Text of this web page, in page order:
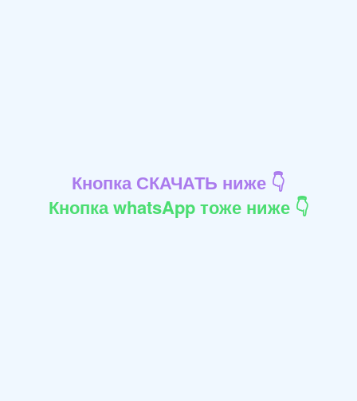
Кнопка СКАЧАТЬ ниже 👇
Кнопка whatsApp тоже ниже 👇